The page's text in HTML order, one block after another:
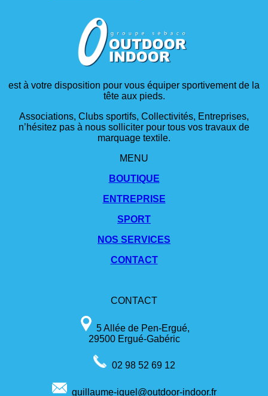
est à votre disposition pour vous équiper sportivement de la
tête aux pieds.
Associations, Clubs sportifs, Collectivités, Entreprises,
n’hésitez pas à nous solliciter pour tous vos travaux de
marquage textile.
MENU
BOUTIQUE
ENTREPRISE
SPORT
NOS SERVICES
CONTACT
CONTACT
5 Allée de Pen-Ergué,
29500 Ergué-Gabéric
02 98 52 69 12
guillaume-iquel@outdoor-indoor.fr